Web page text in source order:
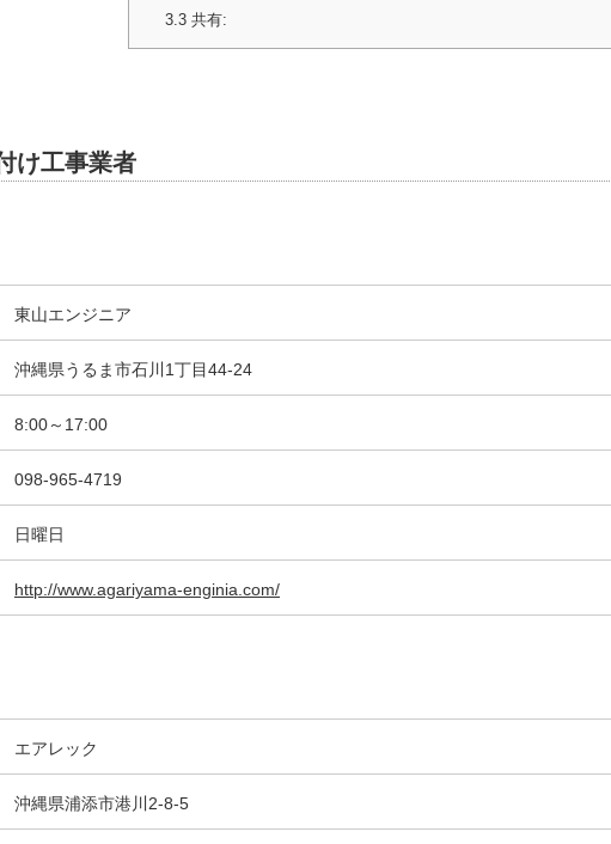
3.3共有:
け工事業者
東山エンジニア
沖縄県うるま市石川1丁目44-24
8:00～17:00
098-965-4719
日曜日
http://www.agariyama-enginia.com/
エアレック
沖縄県浦添市港川2-8-5